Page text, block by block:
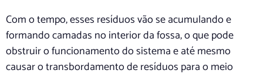
Com o tempo, esses resíduos vão se acumulando e
formando camadas no interior da fossa, o que pode
obstruir o funcionamento do sistema e até mesmo
causar o transbordamento de resíduos para o meio